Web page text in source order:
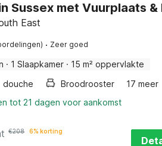
Sussex met Vuurplaats &
East
· Zeer goed
· 1 Slaapkamer · 15 m² oppervlakte
douche Broodrooster
17 meer
tot 21 dagen voor aankomst
€208 6% korting